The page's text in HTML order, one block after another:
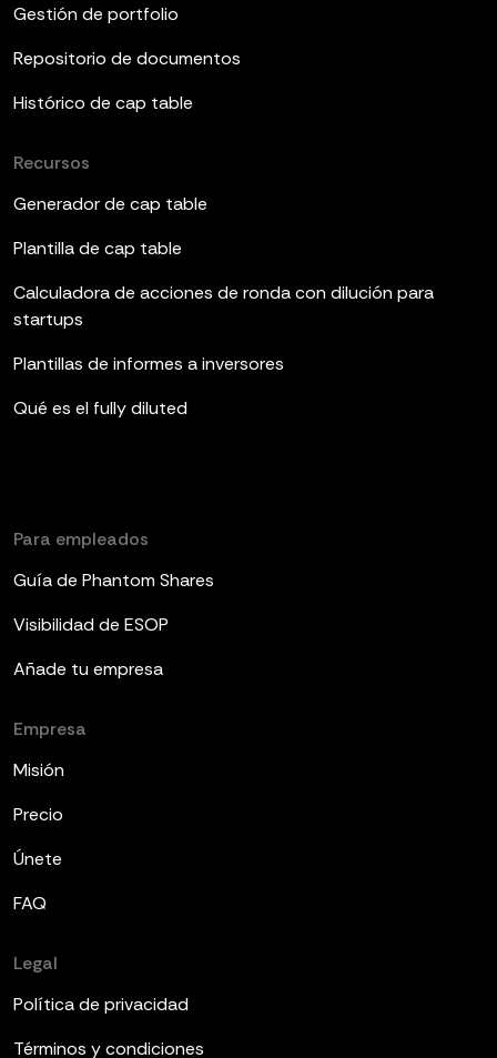
Gestión de portfolio
Repositorio de documentos
Histórico de cap table
Recursos
Generador de cap table
Plantilla de cap table
Calculadora de acciones de ronda con dilución para
startups
Plantillas de informes a inversores
Qué es el fully diluted
Para empleados
Guía de Phantom Shares
Visibilidad de ESOP
Añade tu empresa
Empresa
Misión
Precio
Únete
FAQ
Legal
Política de privacidad
Términos y condiciones